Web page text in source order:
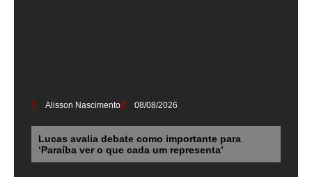
Alisson Nascimento 08/08/2026
Lucas avalia debate como importante para
‘Paraíba ver o que cada um representa’